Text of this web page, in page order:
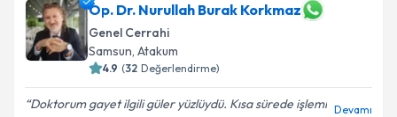
Op. Dr. Nurullah Burak Korkmaz
Genel Cerrahi
Samsun, Atakum
4.9 (32 Değerlendirme)
Doktorum gayet ilgili güler yüzlüydü. Kısa sürede işlemi Devamı